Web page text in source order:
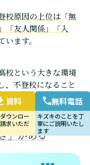
資料
ウンロー
求いただ
無料電話
キズキのことを丁
寧にご説明いたし
ます
校原因の上位は「無
「友人関係」「入
います。
校という大きな環境
、不登校になること
」がある